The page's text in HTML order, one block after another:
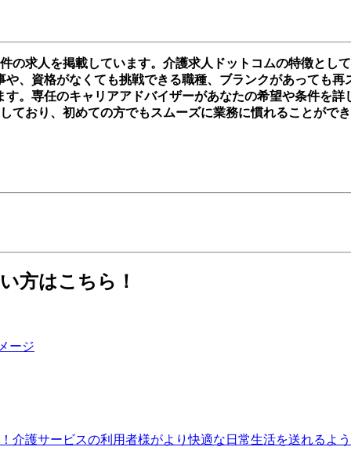
の求人を掲載しています。介護求人ドットコムの特徴とし
、資格がなくても挑戦できる職種、ブランクがあっても
。専任のキャリアアドバイザーがあなたの希望や条件を
ており、初めての方でもスムーズに業務に慣れることがで
方はこちら！
介護サービスの利用者様がより快適な日常生活を送れるよ